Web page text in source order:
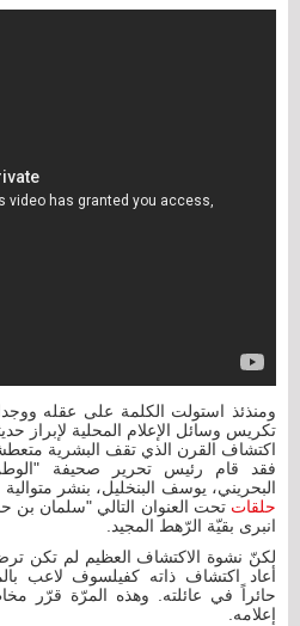
ومنذئذ استولت الكلمة على عقله
تكريس وسائل الإعلام المحلية لإبراز
اكتشاف القرن الذي تقف البشرية
فقد قام رئيس تحرير صحيفة
البحريني، يوسف البنخليل، بنشر
حلقات تحت العنوان التالي "سلمان بن
انبرى بقيّة الرّهط المجيد.
لكنّ نشوة الاكتشاف العظيم لم تكن
أعاد اكتشاف ذاته كفيلسوف لاعب
حائراً في عائلته. وهذه المرّة قرّر
إعلامه.